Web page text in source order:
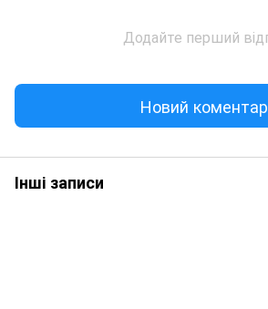
Додайте перший
Новий коментар
Інші записи